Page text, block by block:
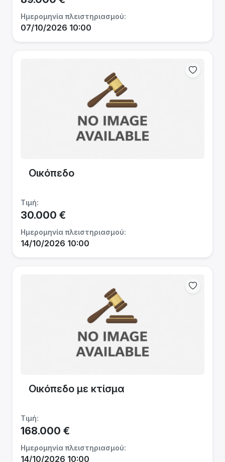
Ημερομηνία πλειστηριασμού:
07/10/2026 10:00
Οικόπεδο
Τιμή:
30.000 €
Ημερομηνία πλειστηριασμού:
14/10/2026 10:00
Οικόπεδο με κτίσμα
Τιμή:
168.000 €
Ημερομηνία πλειστηριασμού:
14/10/2026 10:00